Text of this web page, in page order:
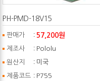
PH-PMD-18V15
판매가 : 57,200원
제조사 : Pololu
원산지 : 미국
제품코드 : P755